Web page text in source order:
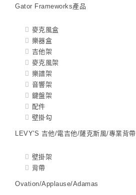
Gator Frameworks產品
麥克風盒
樂器盒
吉他架
麥克風架
樂譜架
音響架
鍵盤架
配件
壁掛勾
LEVY'S 吉他/電吉他/薩克斯風/專業背帶
壁掛架
背帶
Ovation/Applause/Adamas